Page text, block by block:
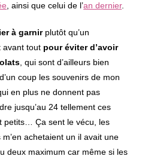
, ainsi que celui de l’an dernier.
à garnirplutôt qu’un
avant tout pour éviter d’avoir
, qui sont d’ailleurs bien
coup les souvenirs de mon
en plus ne donnent pas
jusqu’au 24 tellement ces
petits… Ça sent le vécu, les
achetaient un il avait une
deux maximum car même si les